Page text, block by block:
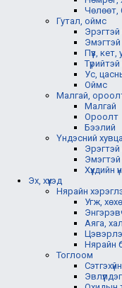
Чөлөөт,
Гутал, оймс
Пүүз,
Ус,
Оймс
Малгай,
Малгай
Ороолт
Бээлий
Үндэсний
Эрэгтэй
Эмэгтэй
Хүүхдийн
Эх, хүүхэд
Нярайн
Угж,
Аяга,
Нярайн
Тоглоом